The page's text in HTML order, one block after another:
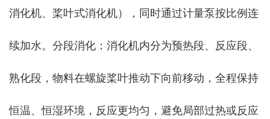
消化机、桨叶式消化机），同时通过计量泵按比例连
续加水。分段消化：消化机内分为预热段、反应段、
熟化段，物料在螺旋桨叶推动下向前移动，全程保持
恒温、恒湿环境，反应更均匀，避免局部过热或反应